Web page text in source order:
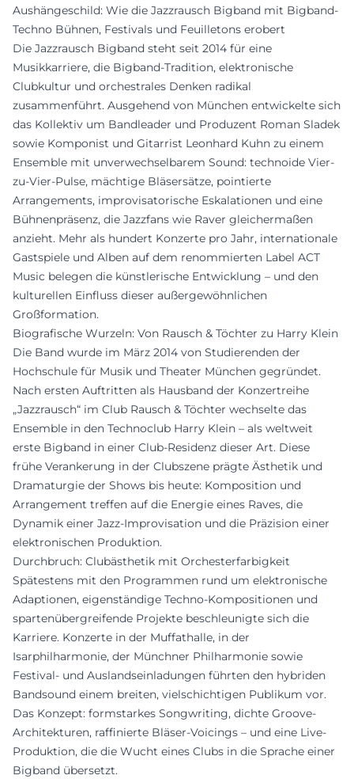
Aushängeschild: Wie die Jazzrausch Bigband mit Bigband-
Techno Bühnen, Festivals und Feuilletons erobert
Die Jazzrausch Bigband steht seit 2014 für eine
Musikkarriere, die Bigband-Tradition, elektronische
Clubkultur und orchestrales Denken radikal
zusammenführt. Ausgehend von München entwickelte sich
das Kollektiv um Bandleader und Produzent Roman Sladek
sowie Komponist und Gitarrist Leonhard Kuhn zu einem
Ensemble mit unverwechselbarem Sound: technoide Vier-
zu-Vier-Pulse, mächtige Bläsersätze, pointierte
Arrangements, improvisatorische Eskalationen und eine
Bühnenpräsenz, die Jazzfans wie Raver gleichermaßen
anzieht. Mehr als hundert Konzerte pro Jahr, internationale
Gastspiele und Alben auf dem renommierten Label ACT
Music belegen die künstlerische Entwicklung – und den
kulturellen Einfluss dieser außergewöhnlichen
Großformation.
Biografische Wurzeln: Von Rausch & Töchter zu Harry Klein
Die Band wurde im März 2014 von Studierenden der
Hochschule für Musik und Theater München gegründet.
Nach ersten Auftritten als Hausband der Konzertreihe
„Jazzrausch“ im Club Rausch & Töchter wechselte das
Ensemble in den Technoclub Harry Klein – als weltweit
erste Bigband in einer Club-Residenz dieser Art. Diese
frühe Verankerung in der Clubszene prägte Ästhetik und
Dramaturgie der Shows bis heute: Komposition und
Arrangement treffen auf die Energie eines Raves, die
Dynamik einer Jazz-Improvisation und die Präzision einer
elektronischen Produktion.
Durchbruch: Clubästhetik mit Orchesterfarbigkeit
Spätestens mit den Programmen rund um elektronische
Adaptionen, eigenständige Techno-Kompositionen und
spartenübergreifende Projekte beschleunigte sich die
Karriere. Konzerte in der Muffathalle, in der
Isarphilharmonie, der Münchner Philharmonie sowie
Festival- und Auslandseinladungen führten den hybriden
Bandsound einem breiten, vielschichtigen Publikum vor.
Das Konzept: formstarkes Songwriting, dichte Groove-
Architekturen, raffinierte Bläser-Voicings – und eine Live-
Produktion, die die Wucht eines Clubs in die Sprache einer
Bigband übersetzt.